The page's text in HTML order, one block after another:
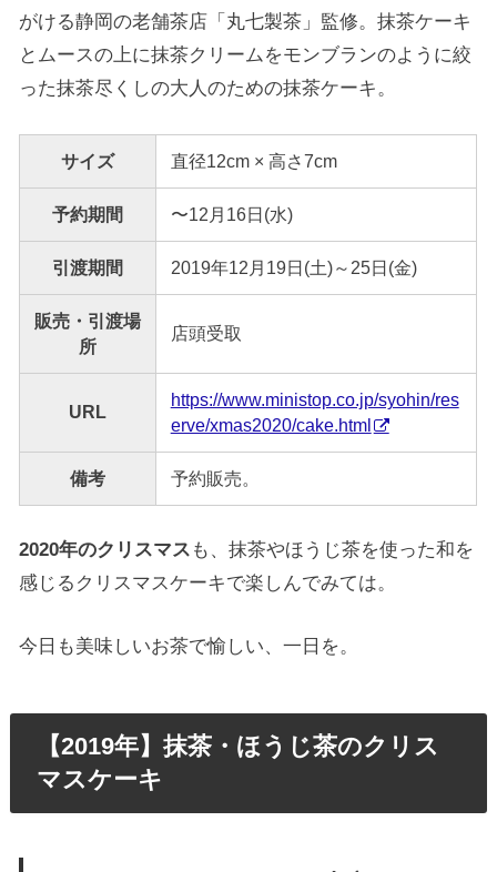
がける静岡の老舗茶店「丸七製茶」監修。抹茶ケーキ
とムースの上に抹茶クリームをモンブランのように絞
った抹茶尽くしの大人のための抹茶ケーキ。
サイズ 直径12cm × 高さ7cm
予約期間 〜12月16日(水)
引渡期間 2019年12月19日(土)～25日(金)
販売・引渡場
所
店頭受取
URL
https://www.ministop.co.jp/syohin/res
erve/xmas2020/cake.html
備考 予約販売。
2020年のクリスマス も、抹茶やほうじ茶を使った和を
感じるクリスマスケーキで楽しんでみては。
今日も美味しいお茶で愉しい、一日を。
【2019年】抹茶・ほうじ茶のクリス
マスケーキ